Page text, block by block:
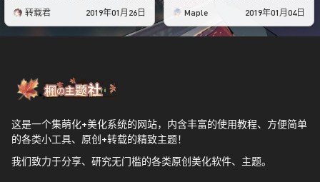
转载君 2019年01月26日 Maple 2019年01月04日
这是一个集萌化+美化系统的网站，内含丰富的使用教程、方便简单
的各类小工具、原创+转载的精致主题！
我们致力于分享、研究无门槛的各类原创美化软件、主题。